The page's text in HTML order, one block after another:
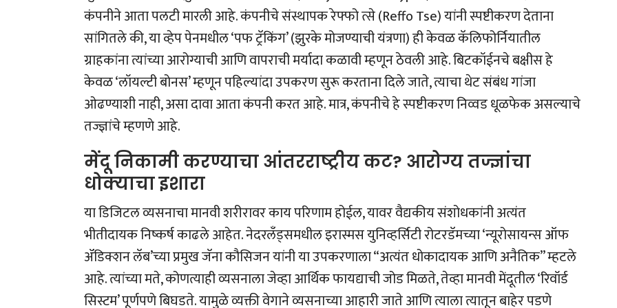
कंपनीने आता पलटी मारली आहे.कंपनीचे संस्थापक रेफ्फो त्से (Reffo Tse) यांनी स्पष्टीकरण देताना
सांगितले की, या व्हेप पेनमधील ‘पफ ट्रॅकिंग’ (झुरके मोजण्याची यंत्रणा) ही केवळ कॅलिफोर्नियातील
ग्राहकांना त्यांच्या आरोग्याची आणि वापराची मर्यादा कळावी म्हणून ठेवली आहे. बिटकॉईनचे बक्षीस हे
केवळ ‘लॉयल्टी बोनस’ म्हणून पहिल्यांदा उपकरण सुरू करताना दिले जाते, त्याचा थेट संबंध गांजा
ओढण्याशी नाही, असा दावा आता कंपनी करत आहे. मात्र, कंपनीचे हे स्पष्टीकरण निव्वड धूळफेक असल्याचे
तज्ज्ञांचे म्हणणे आहे.
मेंदू निकामी करण्याचा आंतरराष्ट्रीय कट? आरोग्य तज्ज्ञांचा
धोक्याचा इशारा
या डिजिटल व्यसनाचा मानवी शरीरावर काय परिणाम होईल, यावर वैद्यकीय संशोधकांनी अत्यंत
भीतीदायक निष्कर्ष काढले आहेत. नेदरलँड्समधील इरास्मस युनिव्हर्सिटी रोटरडॅमच्या ‘न्यूरोसायन्स ऑफ
ॲडिक्शन लॅब’च्या प्रमुख जॅना कौसिजन यांनी या उपकरणाला “अत्यंत धोकादायक आणि अनैतिक” म्हटले
आहे. त्यांच्या मते, कोणत्याही व्यसनाला जेव्हा आर्थिक फायद्याची जोड मिळते, तेव्हा मानवी मेंदूतील ‘रिवॉर्ड
सिस्टम’ पूर्णपणे बिघडते. यामुळे व्यक्ती वेगाने व्यसनाच्या आहारी जाते आणि त्याला त्यातून बाहेर पडणे